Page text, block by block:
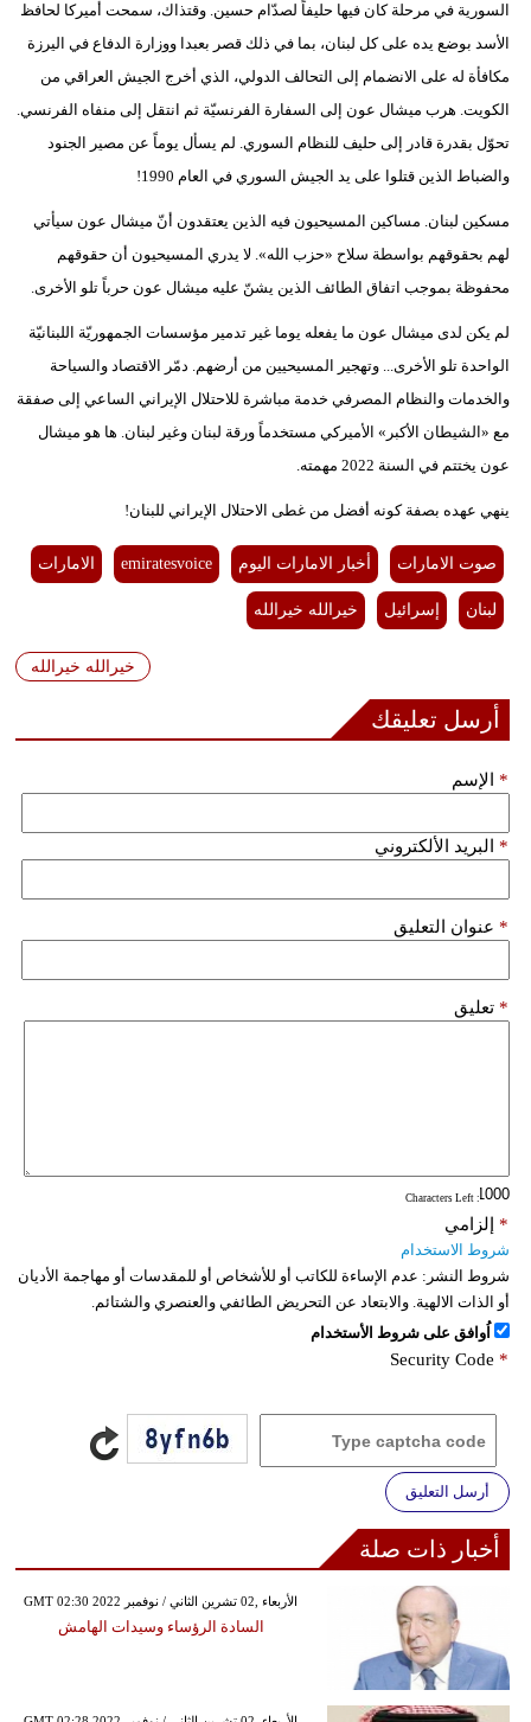
السورية في مرحلة كان فيها حليفاً لصدّام حسين. وقتذاك، سمحت أميركا لحافظ
الأسد بوضع يده على كل لبنان، بما في ذلك قصر بعبدا ووزارة الدفاع في اليرزة
مكافأة له على الانضمام إلى التحالف الدولي، الذي أخرج الجيش العراقي من
الكويت. هرب ميشال عون إلى السفارة الفرنسيّة ثم انتقل إلى منفاه الفرنسي.
تحوّل بقدرة قادر إلى حليف للنظام السوري. لم يسأل يوماً عن مصير الجنود
والضباط الذين قتلوا على يد الجيش السوري في العام 1990!
مسكين لبنان. مساكين المسيحيون فيه الذين يعتقدون أنّ ميشال عون سيأتي
لهم بحقوقهم بواسطة سلاح «حزب الله». لا يدري المسيحيون أن حقوقهم
محفوظة بموجب اتفاق الطائف الذين يشنّ عليه ميشال عون حرباً تلو الأخرى.
لم يكن لدى ميشال عون ما يفعله يوما غير تدمير مؤسسات الجمهوريّة اللبنانيّة
الواحدة تلو الأخرى... وتهجير المسيحيين من أرضهم. دمّر الاقتصاد والسياحة
والخدمات والنظام المصرفي خدمة مباشرة للاحتلال الإيراني الساعي إلى صفقة
مع «الشيطان الأكبر» الأميركي مستخدماً ورقة لبنان وغير لبنان. ها هو ميشال
عون يختتم في السنة 2022 مهمته.
ينهي عهده بصفة كونه أفضل من غطى الاحتلال الإيراني للبنان!
صوت الامارات أخبار الامارات اليوم emiratesvoice الامارات
لبنان إسرائيل خيرالله خيرالله
خيرالله خيرالله
أرسل تعليقك
الإسم *
البريد الألكتروني *
عنوان التعليق *
تعليق *
: Characters Left
إلزامي *
شروط الاستخدام
شروط النشر: عدم الإساءة للكاتب أو للأشخاص أو للمقدسات أو مهاجمة الأديان
أو الذات الالهية. والابتعاد عن التحريض الطائفي والعنصري والشتائم.
اُوافق على شروط الأستخدام
Security Code *
أرسل التعليق
أخبار ذات صلة
GMT 02:30 2022 الأربعاء ,02 تشرين الثاني / نوفمبر
السادة الرؤساء وسيدات الهامش